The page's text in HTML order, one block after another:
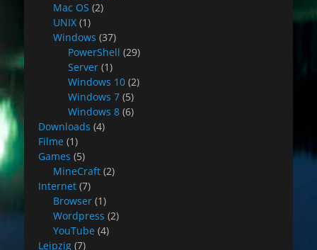
Mac OS (2)
UNIX (1)
Windows (37)
PowerShell (29)
Server (1)
Windows 10 (2)
Windows 7 (5)
Windows 8 (6)
Downloads (4)
Filme (1)
Games (5)
MineCraft (2)
Internet (7)
Browser (1)
Wordpress (2)
YouTube (4)
Leipzig (7)